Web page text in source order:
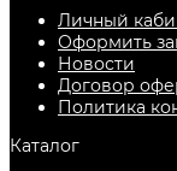
Личный
Оформить
Новости
Договор
Политика
Каталог